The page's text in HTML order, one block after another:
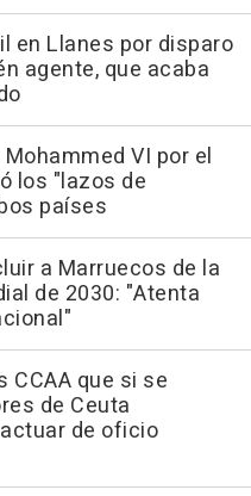
en Llanes por disparo
agente, que acaba
VI por el
los "lazos de
países
a Marruecos de la
de 2030: "Atenta
CCAA que si se
de Ceuta
de oficio